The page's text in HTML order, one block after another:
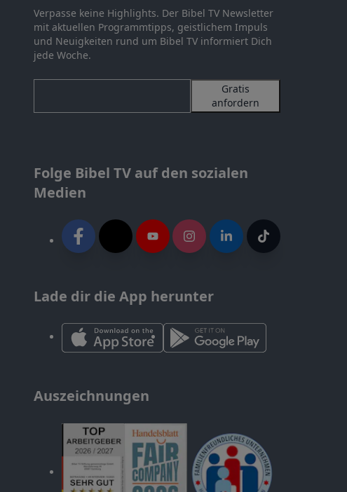
Verpasse keine Highlights. Der Bibel TV Newsletter
mit aktuellen Programmtipps, geistlichem Impuls
und Neuigkeiten rund um Bibel TV informiert Dich
jede Woche.
Gratis
anfordern
Folge Bibel TV auf den sozialen
Medien
Lade dir die App herunter
Auszeichnungen